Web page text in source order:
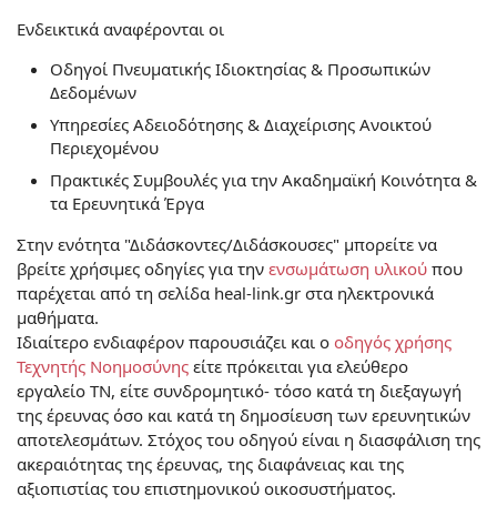
Ενδεικτικά αναφέρονται οι
Οδηγοί Πνευματικής Ιδιοκτησίας & Προσωπικών
Δεδομένων
Υπηρεσίες Αδειοδότησης & Διαχείρισης Ανοικτού
Περιεχομένου
Πρακτικές Συμβουλές για την Ακαδημαϊκή Κοινότητα &
τα Ερευνητικά Έργα
Στην ενότητα "Διδάσκοντες/Διδάσκουσες" μπορείτε να
βρείτε χρήσιμες οδηγίες για την ενσωμάτωση υλικού που
παρέχεται από τη σελίδα heal-link.gr στα ηλεκτρονικά
μαθήματα.
Ιδιαίτερο ενδιαφέρον παρουσιάζει και ο οδηγός χρήσης
Τεχνητής Νοημοσύνης είτε πρόκειται για ελεύθερο
εργαλείο ΤΝ, είτε συνδρομητικό- τόσο κατά τη διεξαγωγή
της έρευνας όσο και κατά τη δημοσίευση των ερευνητικών
αποτελεσμάτων. Στόχος του οδηγού είναι η διασφάλιση της
ακεραιότητας της έρευνας, της διαφάνειας και της
αξιοπιστίας του επιστημονικού οικοσυστήματος.